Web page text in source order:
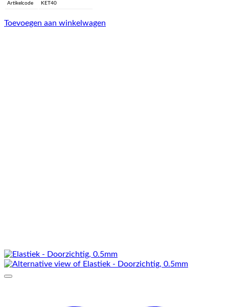
Artikelcode KET40
Toevoegen aan winkelwagen